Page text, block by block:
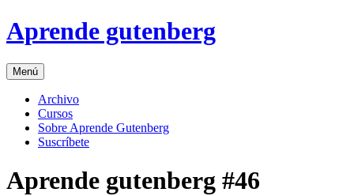
Skip
to
Aprende gutenberg
Menú
Archivo
Cursos
Sobre Aprende Gutenberg
Suscríbete
Aprende gutenberg #46